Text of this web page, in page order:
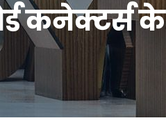
कनेक्टर्स के